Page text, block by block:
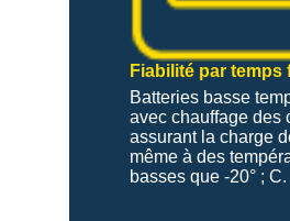
Fiabilité par temps
Batteries basse
avec chauffage des
assurant la charge
même à des
basses que -20° ; C.